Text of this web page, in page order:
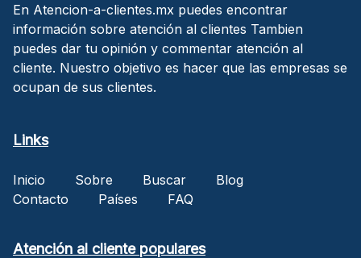
En Atencion-a-clientes.mx puedes encontrar
información sobre atención al clientes Tambien
puedes dar tu opinión y commentar atención al
cliente. Nuestro objetivo es hacer que las empresas se
ocupan de sus clientes.
Links
Inicio Sobre Buscar
Blog
Contacto
Países FAQ
Atención al cliente populares